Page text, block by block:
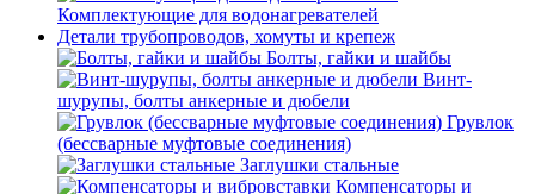
Комплектующие для водонагревателей
Детали трубопроводов, хомуты и крепеж
Болты, гайки и шайбы
Винт-
шурупы, болты анкерные и дюбели
Грувлок
(бессварные муфтовые соединения)
Заглушки стальные
Компенсаторы и